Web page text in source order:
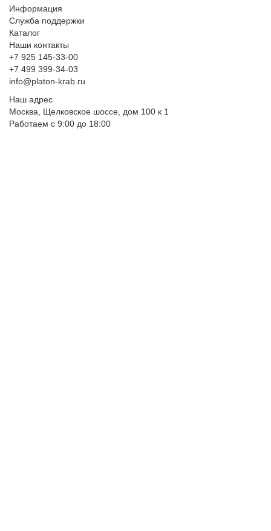
Информация
Служба поддержки
Каталог
Наши контакты
+7 925 145-33-00
+7 499 399-34-03
info@platon-krab.ru
Наш адрес
Москва, Щелковское шоссе, дом 100 к 1
Работаем с 9:00 до 18:00